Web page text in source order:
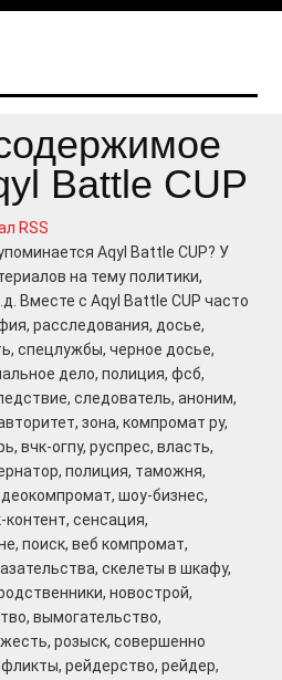
Battle CUP
RSS
Aqyl Battle CUP? У
на тему политики,
Вместе с Aqyl Battle CUP часто
расследования, досье,
спецлужбы, черное досье,
дело, полиция, фсб,
следователь, аноним,
зона, компромат ру,
вчк-огпу, руспрес, власть,
полиция, таможня,
шоу-бизнес,
сенсация,
поиск, веб компромат,
скелеты в шкафу,
новострой,
вымогательство,
розыск, совершенно
рейдерство, рейдер,